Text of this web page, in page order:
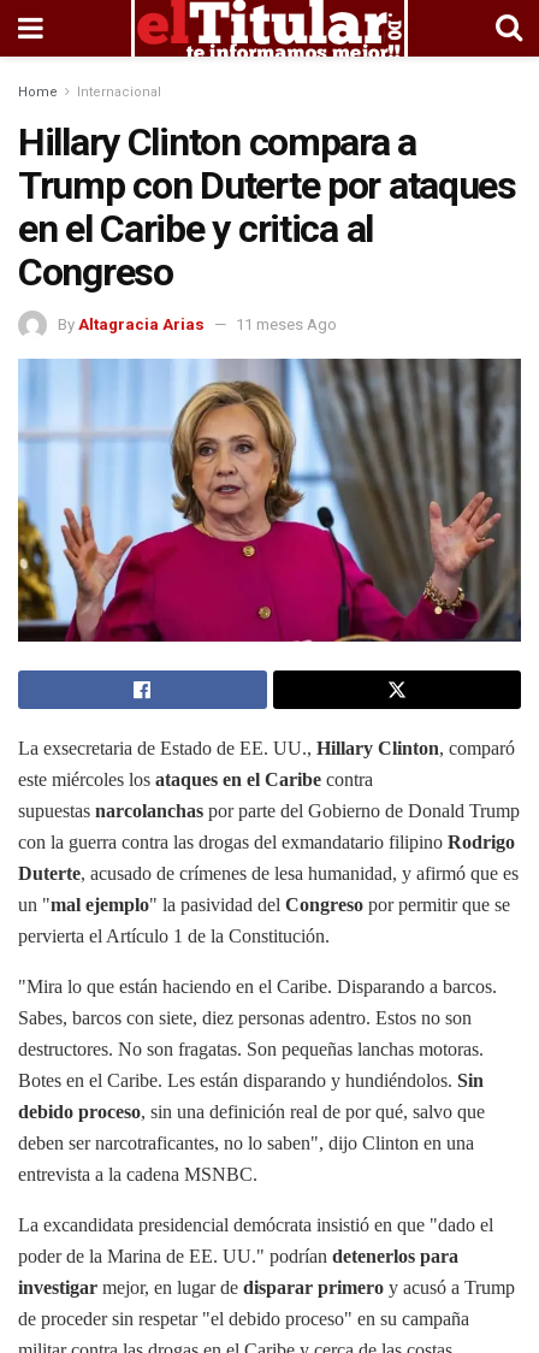
Home Internacional
Hillary Clinton compara a
Trump con Duterte por ataques
en el Caribe y critica al
Congreso
By Altagracia Arias 11 meses Ago
La exsecretaria de Estado de EE. UU., Hillary Clinton, comparó
este miércoles los ataques en el Caribe contra
supuestas narcolanchas por parte del Gobierno de Donald Trump
con la guerra contra las drogas del exmandatario filipino Rodrigo
Duterte, acusado de crímenes de lesa humanidad, y afirmó que es
un "mal ejemplo" la pasividad del Congreso por permitir que se
pervierta el Artículo 1 de la Constitución.
"Mira lo que están haciendo en el Caribe. Disparando a barcos.
Sabes, barcos con siete, diez personas adentro. Estos no son
destructores. No son fragatas. Son pequeñas lanchas motoras.
Botes en el Caribe. Les están disparando y hundiéndolos. Sin
debido proceso, sin una definición real de por qué, salvo que
deben ser narcotraficantes, no lo saben", dijo Clinton en una
entrevista a la cadena MSNBC.
La excandidata presidencial demócrata insistió en que "dado el
poder de la Marina de EE. UU." podrían detenerlos para
investigar mejor, en lugar de disparar primero y acusó a Trump
de proceder sin respetar "el debido proceso" en su campaña